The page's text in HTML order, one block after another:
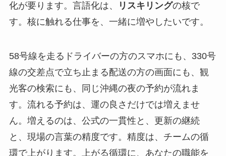
化が要ります。言語化は、
リスキリングの核で
す。核に触れる仕事を、一緒に増やしたいです。
58号線を走るドライバーの方のスマホにも、330号
線の交差点で立ち止まる配送の方の画面にも、観
光客の検索にも、同じ沖縄の夜の予約が流れま
す。流れる予約は、運の良さだけでは増えませ
ん。増えるのは、公式の一貫性と、更新の継続
と、現場の言葉の精度です。精度は、チームの循
環で上がります。上がる循環に、あなたの職能を